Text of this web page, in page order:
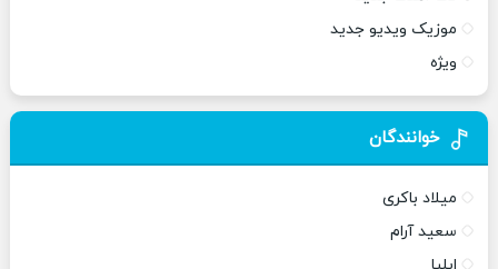
موزیک ویدیو جدید
ویژه
خوانندگان
میلاد باکری
سعید آرام